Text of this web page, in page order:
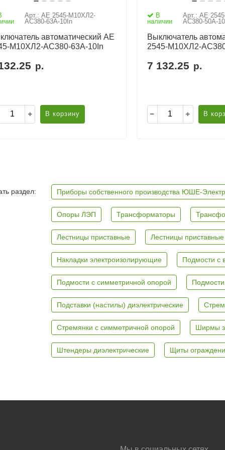
Арт.: АЕ 2545-М10ХЛ2-
AC380-63А-10In
автоматический АЕ
М10ХЛ2-AC380-63А-10In
р.
В корзину
В
наличии
Арт.: АЕ
AC380-50А-
Выключатель
2545-М10ХЛ2-
7 132.25 р.
В
раздел: Приборы собственного производства ЮШЕ-
Опоры ЛЭП Трансформаторы
Лестницы приставные Лестницы
Накладки электроизолирующие Подмости с
Подмости с симметричной опорой
Подставки (настилы) диэлектрические
Стремянки с симметричной опорой Ширмы
Штендеры диэлектрические Щиты